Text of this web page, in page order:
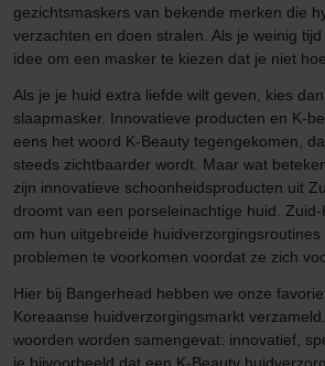
gezichtsmaskers van bekende merken die
verzachten en doen stralen. Als je weinig
idee om een masker te kiezen dat je niet
Als je je huid extra liefde wilt geven, kies
slaapmasker. Innovatieve producten en K-
eens het woord K-Beauty tegengekomen,
steeds zichtbaarder wordt. Maar wat
zijn innovatieve schoonheidsproducten uit
droomt van een porseleinachtige huid.
om hun uitgebreide
problemen te voorkomen voordat ze zich
Hier bij Bangerhead hebben we onze
Koreaanse huidverzorgingsmarkt
woorden worden samengevat: innovatief,